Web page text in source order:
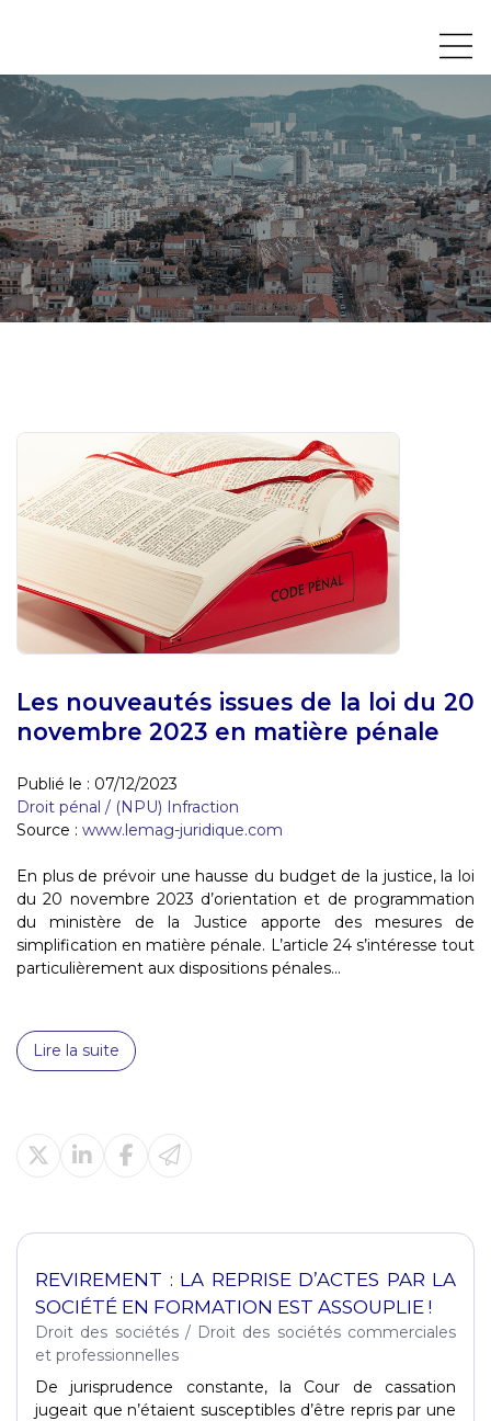
Les nouveautés issues de la loi du 20
novembre 2023 en matière pénale
Publié le : 07/12/2023
Droit pénal / (NPU) Infraction
Source : www.lemag-juridique.com
En plus de prévoir une hausse du budget de la justice, la loi
du 20 novembre 2023 d’orientation et de programmation
du ministère de la Justice apporte des mesures de
simplification en matière pénale. L’article 24 s’intéresse tout
particulièrement aux dispositions pénales...
Lire la suite
REVIREMENT : LA REPRISE D’ACTES PAR LA
SOCIÉTÉ EN FORMATION EST ASSOUPLIE !
Droit des sociétés/ Droit des sociétés commerciales
et professionnelles
De jurisprudence constante, la Cour de cassation
jugeait que n’étaient susceptibles d’être repris par une